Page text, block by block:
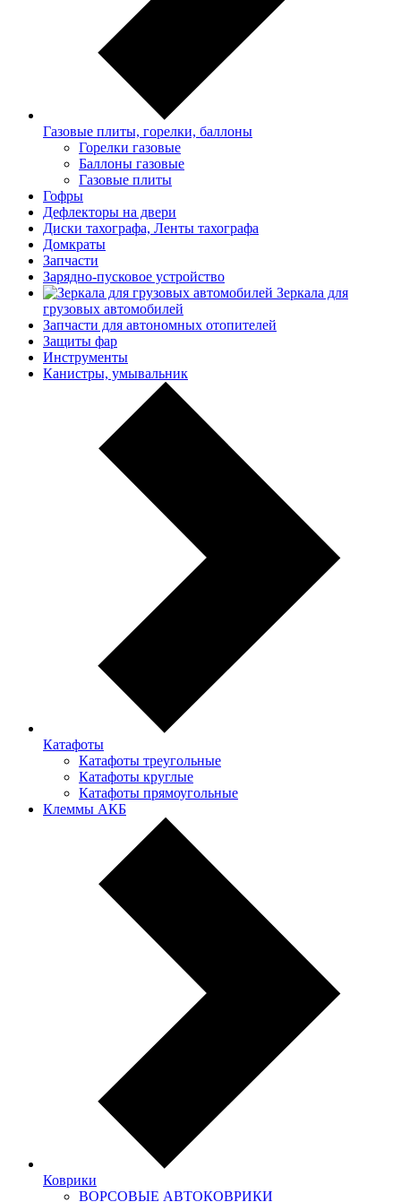
Газовые плиты, горелки, баллоны
Горелки газовые
Баллоны газовые
Газовые плиты
Гофры
Дефлекторы на двери
Диски тахографа, Ленты тахографа
Домкраты
Запчасти
Зарядно-пусковое устройство
Зеркала для
грузовых автомобилей
Запчасти для автономных отопителей
Защиты фар
Инструменты
Канистры, умывальник
Катафоты
Катафоты треугольные
Катафоты круглые
Катафоты прямоугольные
Клеммы АКБ
Коврики
ВОРСОВЫЕ АВТОКОВРИКИ